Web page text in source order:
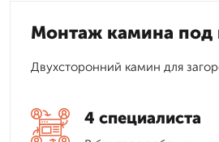
Монтаж камина под
Двухсторонний камин для
4 специалиста